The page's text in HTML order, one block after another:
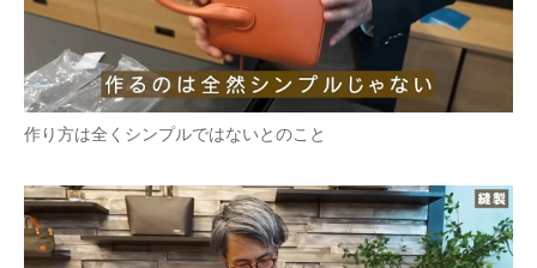
作り方は全くシンプルではないとのこと